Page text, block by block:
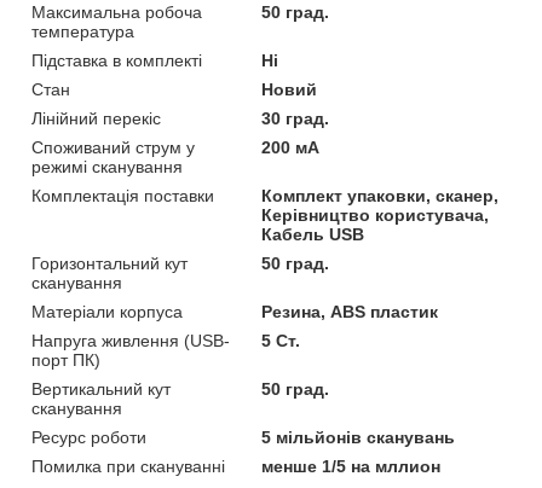
Максимальна робоча
температура
50 град.
Підставка в комплекті
Ні
Стан
Новий
Лінійний перекіс
30 град.
Споживаний струм у
режимі сканування
200 мА
Комплектація поставки
Комплект упаковки, сканер,
Керівництво користувача,
Кабель USB
Горизонтальний кут
сканування
50 град.
Матеріали корпуса
Резина, ABS пластик
Напруга живлення (USB-
порт ПК)
5 Ст.
Вертикальний кут
сканування
50 град.
Ресурс роботи
5 мільйонів сканувань
Помилка при скануванні
менше 1/5 на мллион